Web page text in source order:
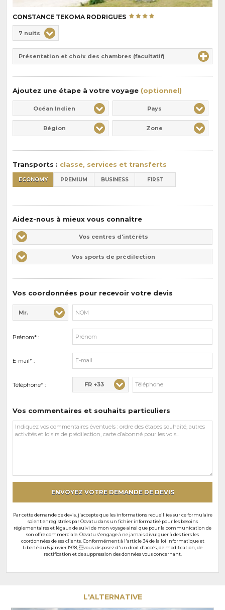
CONSTANCE TEKOMA RODRIGUES
de
pension
:
Durée
7 nuits
Présentation et choix des chambres (facultatif)
Ajoutez une étape à votre voyage (optionnel)
Océan Indien Pays
Région Zone
Transports : classe, services et transferts
ECONOMY PREMIUM BUSINESS FIRST
Aidez-nous à mieux vous connaître
Vos
centres
d'intérêts
Vos centres d'intérêts
Vos
sports
de
Vos sports de prédilection
Vos coordonnées pour recevoir votre devis
Civilité* :
Mr.
Nom* :
Prénom* :
E-mail* :
Téléphone* : FR +33
Vos commentaires et souhaits particuliers
Vos
commentaires
ENVOYEZ VOTRE DEMANDE DE DEVIS
Par cette demande de devis, j'accepte que les informations recueillies sur ce formulaire
soient enregistrées par Oovatu dans un fichier informatisé pour les besoins
réglementaires et légaux de suivi de mon voyage ainsi que pour la communication de
son offre commerciale. Oovatu s'engage à ne jamais divulguer à des tiers les
coordonnées de ses clients. Conformément à l'article 34 de la loi Informatique et
Liberté du 6 janvier 1978, vous disposez d'un droit d'accès, de modification, de
rectification et de suppression des données vous concernant.
L'ALTERNATIVE